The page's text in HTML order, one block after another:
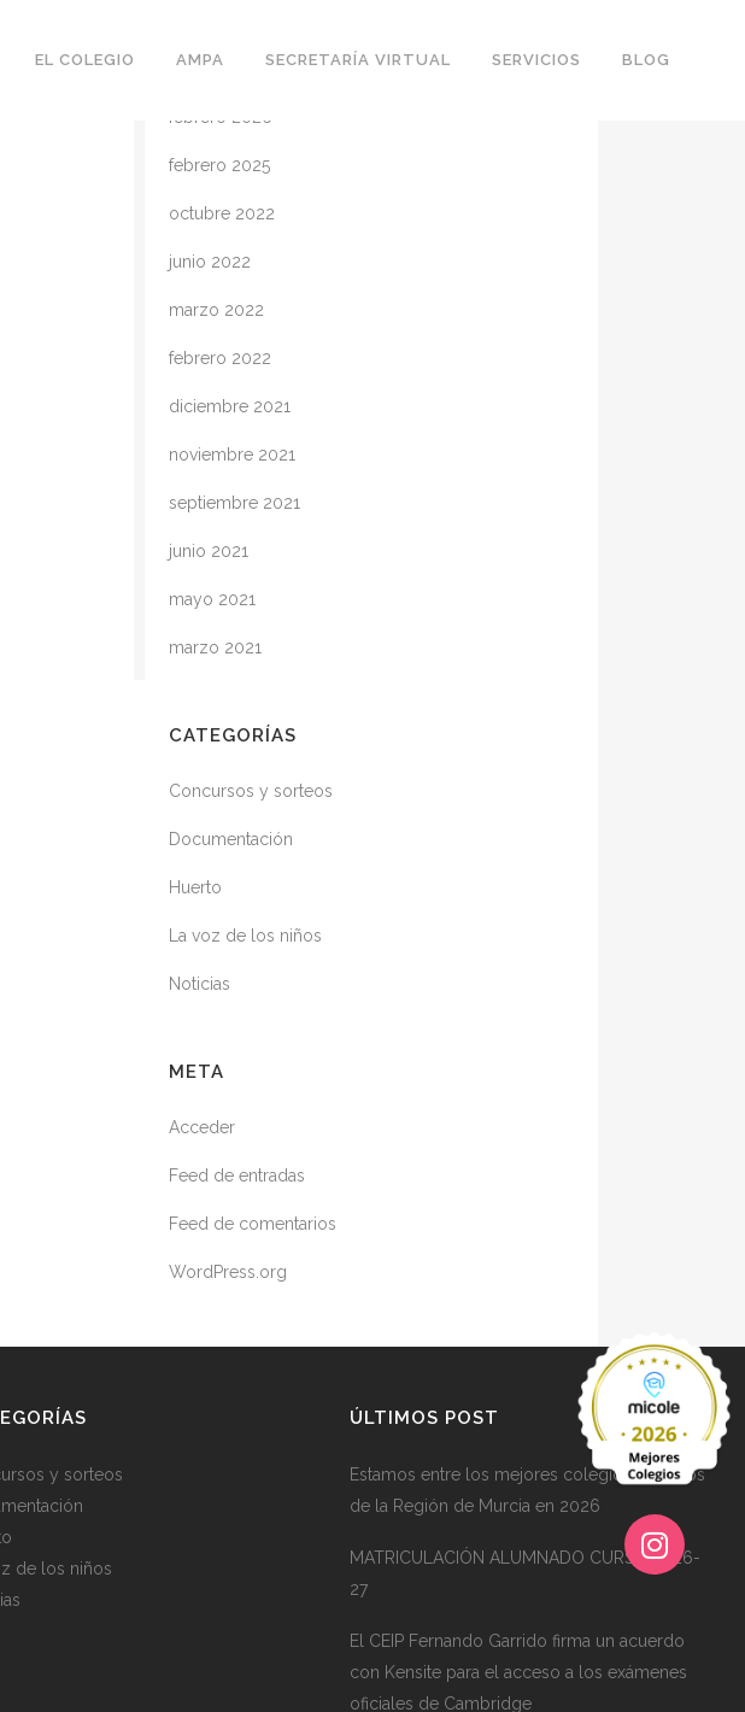
EL COLEGIO AMPA SECRETARÍA VIRTUAL SERVICIOS BLOG
ARCHIVOS
febrero 2026
febrero 2025
octubre 2022
junio 2022
marzo 2022
febrero 2022
diciembre 2021
noviembre 2021
septiembre 2021
junio 2021
mayo 2021
marzo 2021
CATEGORÍAS
Concursos y sorteos
Documentación
Huerto
La voz de los niños
Noticias
META
Acceder
Feed de entradas
Feed de comentarios
WordPress.org
y sorteos
de los niños
ÚLTIMOS POST
Estamos entre los mejores colegios públicos
de la Región de Murcia en 2026
MATRICULACIÓN ALUMNADO CURSO 2026-
27
El CEIP Fernando Garrido firma un acuerdo
con Kensite para el acceso a los exámenes
oficiales de Cambridge